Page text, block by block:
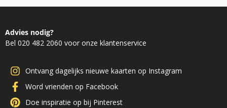
Advies nodig?
Bel 020 482 2060 voor onze klantenservice
Ontvang dagelijks nieuwe kaarten op Instagram
Word vrienden op Facebook
Doe inspiratie op bij Pinterest